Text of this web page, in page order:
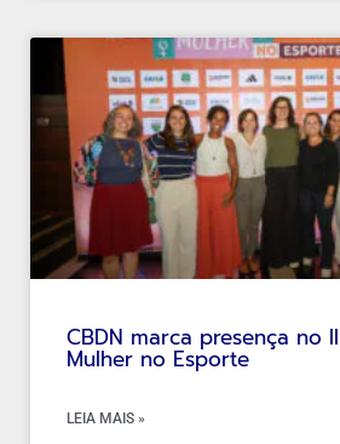
CBDN marca presença no
Mulher no Esporte
LEIA MAIS »